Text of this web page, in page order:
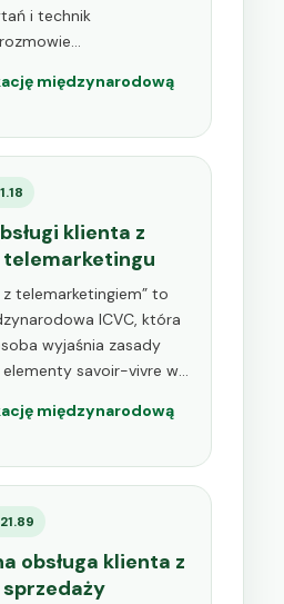
i technik
międzynarodową
klienta z
z telemarketingiem” to
ICVC, która
wyjaśnia zasady
savoir-vivre w…
międzynarodową
obsługa klienta z